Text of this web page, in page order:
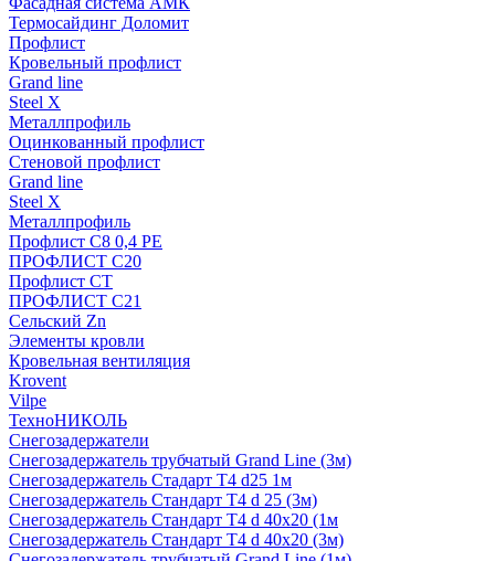
Термосайдинг Доломит
Профлист
Кровельный профлист
Grand line
Steel X
Металлпрофиль
Оцинкованный профлист
Стеновой профлист
Grand line
Steel X
Металлпрофиль
Профлист С8 0,4 РЕ
ПРОФЛИСТ С20
Профлист СТ
ПРОФЛИСТ С21
Сельский Zn
Элементы кровли
Кровельная вентиляция
Krovent
Vilpe
ТехноНИКОЛЬ
Снегозадержатели
Снегозадержатель трубчатый Grand Line (3м)
Снегозадержатель Стадарт Т4 d25 1м
Снегозадержатель Стандарт Т4 d 25 (3м)
Снегозадержатель Стандарт Т4 d 40х20 (1м
Снегозадержатель Стандарт Т4 d 40х20 (3м)